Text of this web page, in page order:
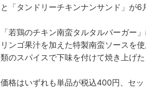
と「タンドリーチキンナンサンド」が6
「若鶏のチキン南蛮タルタルバーガー
リンゴ果汁を加えた特製南蛮ソースを
類のスパイスで下味を付けて焼き上げ
価格はいずれも単品が税込400円、セッ